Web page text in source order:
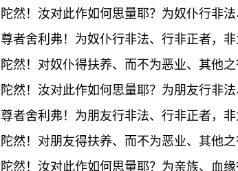
陀然！汝对此作如何思量耶？为奴仆行非
尊者舍利弗！为奴仆行非法、行非正者，
陀然！对奴仆得扶养、而不为恶业、其他之
陀然！汝对此作如何思量耶？为朋友行非
尊者舍利弗！为朋友行非法、行非正者，
陀然！对朋友得扶养、而不为恶业、其他之
陀然！汝对此作如何思量耶？为亲族、血